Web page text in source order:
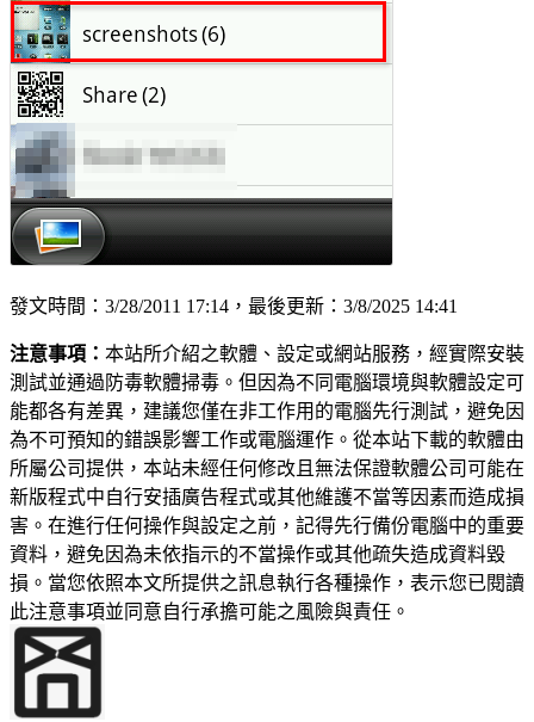
發文時間：3/28/2011 17:14，最後更新：3/8/2025 14:41
注意事項： 本站所介紹之軟體、設定或網站服務，經實際安裝
測試並通過防毒軟體掃毒。但因為不同電腦環境與軟體設定可
能都各有差異，建議您僅在非工作用的電腦先行測試，避免因
為不可預知的錯誤影響工作或電腦運作。從本站下載的軟體由
所屬公司提供，本站未經任何修改且無法保證軟體公司可能在
新版程式中自行安插廣告程式或其他維護不當等因素而造成損
害。在進行任何操作與設定之前，記得先行備份電腦中的重要
資料，避免因為未依指示的不當操作或其他疏失造成資料毀
損。當您依照本文所提供之訊息執行各種操作，表示您已閱讀
此注意事項並同意自行承擔可能之風險與責任。